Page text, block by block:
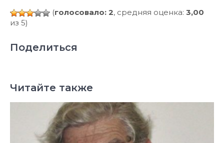
(голосовало: 2, средняя оценка: 3,00
из 5)
Поделиться
Читайте также